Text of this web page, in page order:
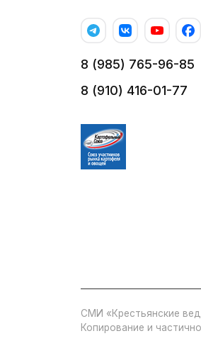
8 (985) 765-96-85
8 (910) 416-01-77
СМИ «Крестьянские
Копирование и